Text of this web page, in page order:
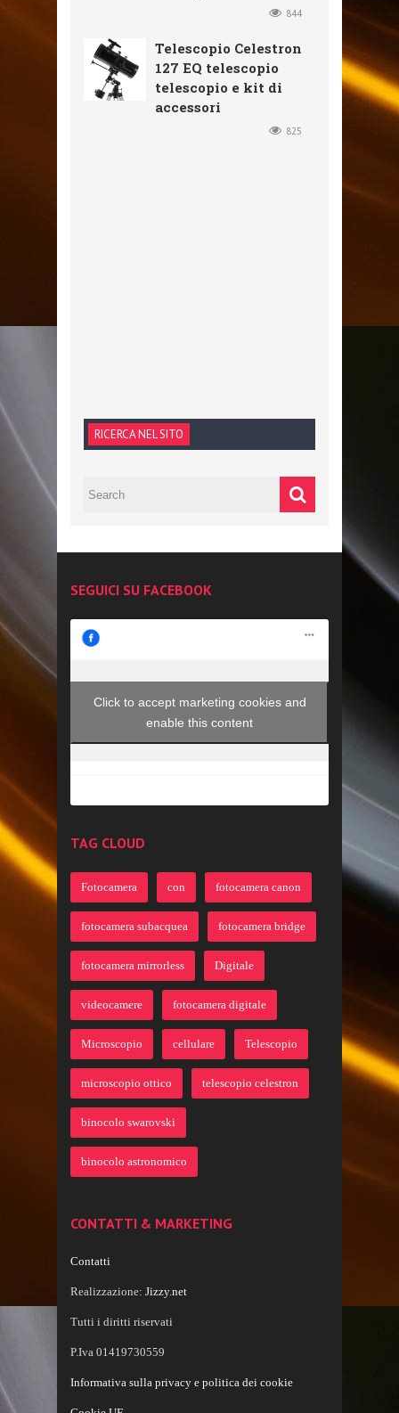
844
Telescopio Celestron
127 EQ telescopio
telescopio e kit di
accessori
825
RICERCA NEL SITO
SEGUICI SU FACEBOOK
Click to accept marketing cookies and
enable this content
TAG CLOUD
Fotocamera con fotocamera canon
fotocamera subacquea fotocamera bridge
fotocamera mirrorless Digitale
videocamere fotocamera digitale
Microscopio cellulare Telescopio
microscopio ottico telescopio celestron
binocolo swarovski
binocolo astronomico
CONTATTI & MARKETING
Contatti
Realizzazione: Jizzy.net
Tutti i diritti riservati
P.Iva 01419730559
Informativa sulla privacy e politica dei cookie